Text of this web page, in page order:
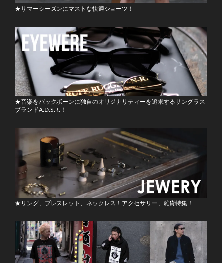
★サマーシーズンにマストな快適ショーツ！
★音楽をバックボーンに独自のオリジナリティーを追求するサングラス
ブランドA.D.S.R.！
★リング、ブレスレット、ネックレス！アクセサリー、雑貨特集！